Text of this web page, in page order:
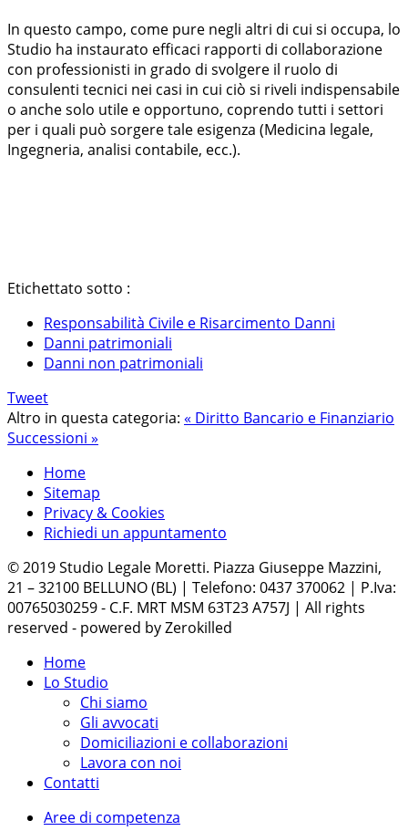
In questo campo, come pure negli altri di cui si occupa, lo
Studio ha instaurato efficaci rapporti di collaborazione
con professionisti in grado di svolgere il ruolo di
consulenti tecnici nei casi in cui ciò si riveli indispensabile
o anche solo utile e opportuno, coprendo tutti i settori
per i quali può sorgere tale esigenza (Medicina legale,
Ingegneria, analisi contabile, ecc.).
Etichettato sotto :
Responsabilità Civile e Risarcimento Danni
Danni patrimoniali
Danni non patrimoniali
Tweet
Altro in questa categoria: « Diritto Bancario e Finanziario
Successioni »
Home
Sitemap
Privacy & Cookies
Richiedi un appuntamento
© 2019 Studio Legale Moretti. Piazza Giuseppe Mazzini,
21 – 32100 BELLUNO (BL) | Telefono: 0437 370062 | P.Iva:
00765030259 - C.F. MRT MSM 63T23 A757J | All rights
reserved - powered by Zerokilled
Home
Lo Studio
Chi siamo
Gli avvocati
Domiciliazioni e collaborazioni
Lavora con noi
Contatti
Aree di competenza